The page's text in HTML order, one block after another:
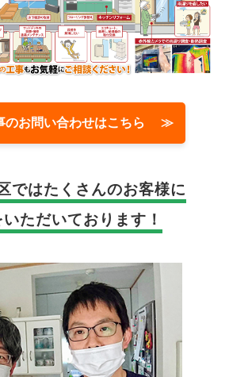
のお問い合わせはこちら ≫
ではたくさんのお客様に
ただいております！